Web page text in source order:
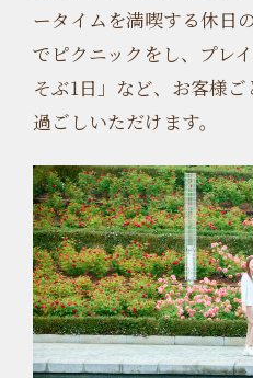
ータイムを満喫する休日
でピクニックをし、プレ
そぶ1日」など、お客様
過ごしいただけます。